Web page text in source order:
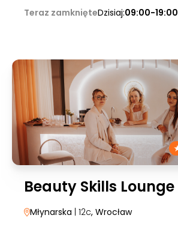
Teraz zamknięteDzisiaj:09:00-19:00
Beauty Skills Lounge
Młynarska | 12c, Wrocław